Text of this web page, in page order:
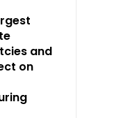
and
on